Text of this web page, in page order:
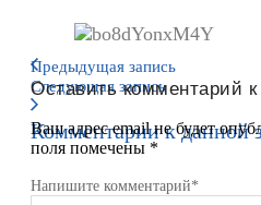
Предыдущая запись
Следующая запись
Комментарии к данной
Оставить комментарий к
Ваш адрес email не будет
поля помечены *
Напишите комментарий*